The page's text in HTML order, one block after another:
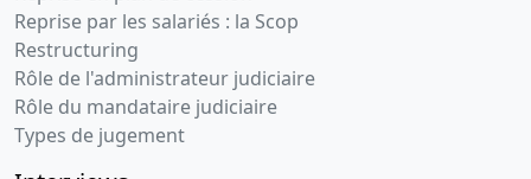
Reprise par les salariés : la Scop
Restructuring
Rôle de l'administrateur judiciaire
Rôle du mandataire judiciaire
Types de jugement